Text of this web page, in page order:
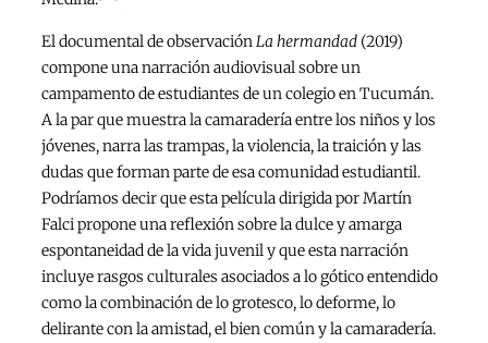
El documental de observaciónLa hermandad (2019)
compone una narración audiovisual sobre un
campamento de estudiantes de un colegio en Tucumán.
A la par que muestra la camaradería entre los niños y los
jóvenes, narra las trampas, la violencia, la traición y las
dudas que forman parte de esa comunidad estudiantil.
Podríamos decir que esta película dirigida por Martín
Falci propone una reflexión sobre la dulce y amarga
espontaneidad de la vida juvenil y que esta narración
incluye rasgos culturales asociados a lo gótico entendido
como la combinación de lo grotesco, lo deforme, lo
delirante con la amistad, el bien común y la camaradería.